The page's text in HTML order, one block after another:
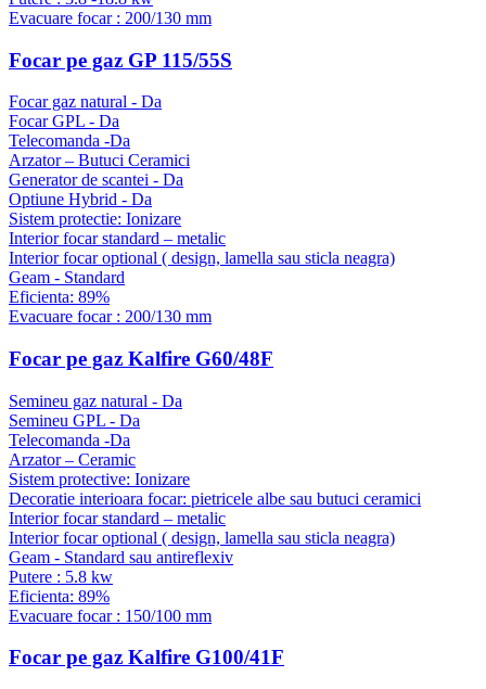
Evacuare focar : 200/130 mm
Focar pe gaz GP 115/55S
Focar gaz natural - Da
Focar GPL - Da
Telecomanda -Da
Arzator – Butuci Ceramici
Generator de scantei - Da
Optiune Hybrid - Da
Sistem protectie: Ionizare
Interior focar standard – metalic
Interior focar optional ( design, lamella sau sticla neagra)
Geam - Standard
Eficienta: 89%
Evacuare focar : 200/130 mm
Focar pe gaz Kalfire G60/48F
Semineu gaz natural - Da
Semineu GPL - Da
Telecomanda -Da
Arzator – Ceramic
Sistem protective: Ionizare
Decoratie interioara focar: pietricele albe sau butuci ceramici
Interior focar standard – metalic
Interior focar optional ( design, lamella sau sticla neagra)
Geam - Standard sau antireflexiv
Putere : 5.8 kw
Eficienta: 89%
Evacuare focar : 150/100 mm
Focar pe gaz Kalfire G100/41F